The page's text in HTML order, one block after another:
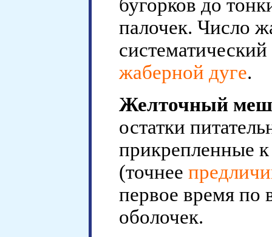
бугорков до
палочек. Число
жаберной дуге.
Желточный
остатки
прикрепленные
(точнее
первое время по
оболочек.